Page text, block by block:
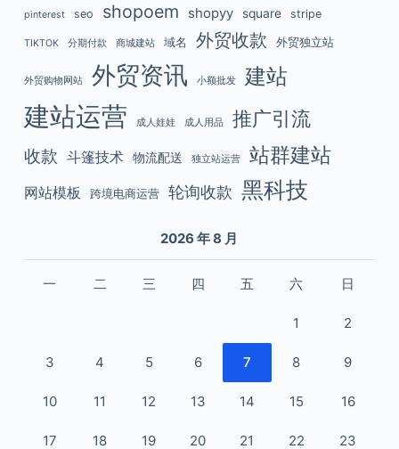
pinterest seo shopoem shopyy square stripe
TIKTOK 分期付款 商城建站 域名 外贸收款 外贸独立站
外贸购物网站 外贸资讯 小额批发 建站
建站运营 成人娃娃 成人用品 推广引流
收款 斗篷技术 物流配送 独立站运营 站群建站
网站模板 跨境电商运营 轮询收款 黑科技
2026 年 8 月
一 二 三 四 五 六 日
1 2
3 4 5 6 7 8 9
10 11 12 13 14 15 16
17 18 19 20 21 22 23